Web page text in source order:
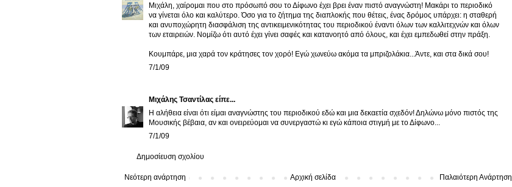
Μιχάλη, χαίρομαι που στο πρόσωπό σου το Δίφωνο έχει βρει έναν πιστό αναγνώστη! Μακάρι το περιοδικό
να γίνεται όλο και καλύτερο. Όσο για το ζήτημα της διαπλοκής που θέτεις, ένας δρόμος υπάρχει: η σταθερή
και ανυποχώρητη διασφάλιση της αντικειμενικότητας του περιοδικού έναντι όλων των καλλιτεχνών και όλων
των εταιρειών. Νομίζω ότι αυτό έχει γίνει σαφές και κατανοητό από όλους, και έχει εμπεδωθεί στην πράξη.
Κουμπάρε, μια χαρά τον κράτησες τον χορό! Εγώ χωνεύω ακόμα τα μπριζολάκια...Άντε, και στα δικά σου!
7/1/09
Μιχάλης Τσαντίλας είπε...
Η αλήθεια είναι ότι είμαι αναγνώστης του περιοδικού εδώ και μια δεκαετία σχεδόν! Δηλώνω μόνο πιστός της
Μουσικής βέβαια, αν και ονειρεύομαι να συνεργαστώ κι εγώ κάποια στιγμή με το Δίφωνο...
7/1/09
Δημοσίευση σχολίου
Νεότερη ανάρτηση Παλαιότερη Ανάρτηση
Αρχική σελίδα